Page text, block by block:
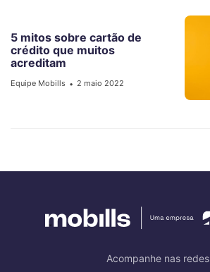
5 mitos sobre cartão de
crédito que muitos
acreditam
Equipe Mobills • 2 maio 2022
Acompanhe nas redes